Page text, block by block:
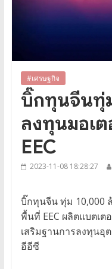
#เศรษฐกิจ
บิ๊กทุนจีนทุ่
ลงทุนมอเ
EEC
2023-11-08 18:28:27
บิ๊กทุนจีน ทุ่ม 10,000
พื้นที่ EEC ผลิตแบตเต
เสริมฐานการลงทุนอุ
อีอีซี